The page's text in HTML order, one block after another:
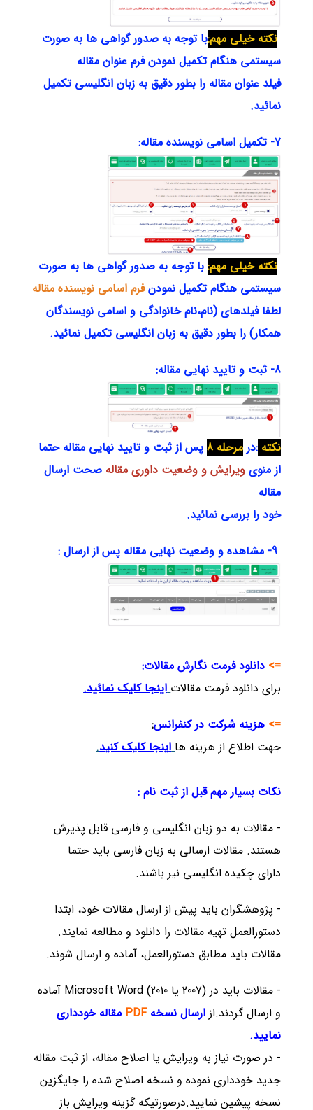
نکته خیلی مهم:با توجه به صدور گواهی ها به صورت
سیستمی هنگام تکمیل نمودن فرم عنوان مقاله
فیلد عنوان مقاله را بطور دقیق به زبان انگلیسی تکمیل
نمائید.
7- تکمیل اسامی نویسنده مقاله:
نکته خیلی مهم:با توجه به صدور گواهی ها به صورت
سیستمی هنگام تکمیل نمودنفرم اسامی نویسنده مقاله
لطفا فیلدهای (نام،نام خانوادگی و اسامی نویسندگان
همکار) را بطور دقیق به زبان انگلیسی تکمیل نمائید.
8- ثبت و تایید نهایی مقاله:
نکته :در مرحله 8 پس از ثبت و تایید نهایی مقاله حتما
از منوی ویرایش و وضعیت داوری مقاله صحت ارسال
مقاله
خود را بررسی نمائید.
=> دانلود فرمت نگارش مقالات:
برای دانلود فرمت مقالات اینجا کلیک نمائید.
=> هزینه شرکت در کنفرانس:
جهت اطلاع از هزینه ها اینجا کلیک کنید.
نکات بسیار مهم قبل از ثبت نام :
- مقالات به دو زبان انگلیسی و فارسی قابل پذیرش
هستند. مقالات ارسالی به زبان فارسی باید حتما
دارای چکیده انگلیسی نیر باشند.
- پژوهشگران باید پیش از ارسال مقالات خود، ابتدا
دستورالعمل تهیه مقالات را دانلود و مطالعه نمایند.
مقالات باید مطابق دستورالعمل، آماده و ارسال شوند.
- مقالات باید در (2007 یا 2010) Microsoft Word آماده
و ارسال گردند.از ارسال نسخهPDF مقاله خودداری
نمایید.
- در صورت نیاز به ویرایش یا اصلاح مقاله، از ثبت مقاله
جدید خودداری نموده و نسخه اصلاح شده را جایگزین
نسخه پیشین نمایید.درصورتیکه گزینه ویرایش باز